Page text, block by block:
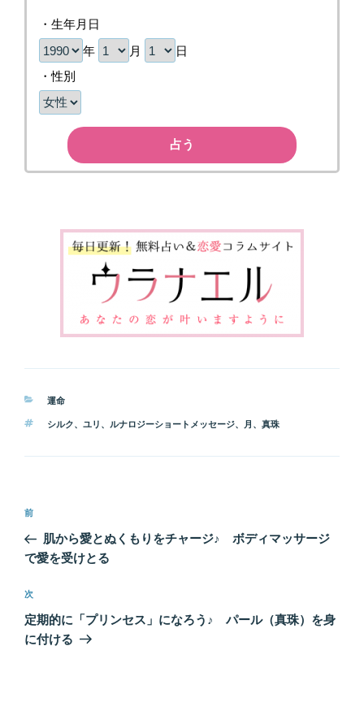
・生年月日
年
月
日
・性別
占う
カ
ゴ
ー
運命
タ
シルク、 ユリ 、 ルナロジーショートメッセージ、 月 、 真珠
投
ナ
ゲ
ー
シ
前
の
投
前
肌から愛とぬくもりをチャージ♪ ボディマッサージ
で愛を受けとる
次
の
投
次
定期的に「プリンセス」になろう♪ パール（真珠）を身
に付ける